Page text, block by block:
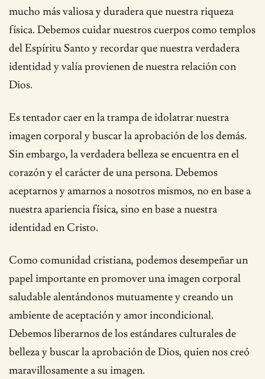
mucho más valiosa y duradera que nuestra riqueza
física. Debemos cuidar nuestros cuerpos como templos
del Espíritu Santo y recordar que nuestra verdadera
identidad y valía provienen de nuestra relación con
Dios.
Es tentador caer en la trampa de idolatrar nuestra
imagen corporal y buscar la aprobación de los demás.
Sin embargo, la verdadera belleza se encuentra en el
corazón y el carácter de una persona. Debemos
aceptarnos y amarnos a nosotros mismos, no en base a
nuestra apariencia física, sino en base a nuestra
identidad en Cristo.
Como comunidad cristiana, podemos desempeñar un
papel importante en promover una imagen corporal
saludable alentándonos mutuamente y creando un
ambiente de aceptación y amor incondicional.
Debemos liberarnos de los estándares culturales de
belleza y buscar la aprobación de Dios, quien nos creó
maravillosamente a su imagen.